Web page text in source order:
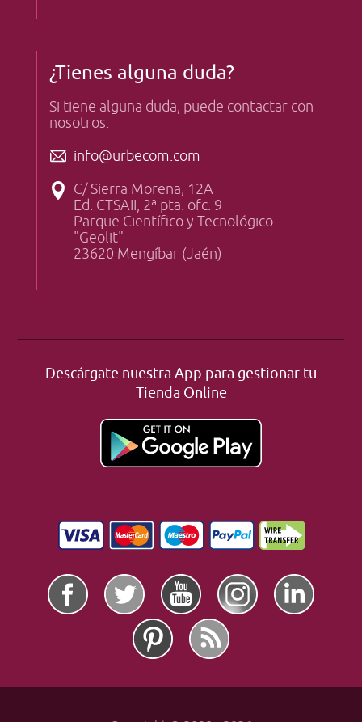
¿Tienes alguna duda?
Si tiene alguna duda, puede contactar con
nosotros:
info@urbecom.com
C/ Sierra Morena, 12A
Ed. CTSAII, 2ª pta. ofc. 9
Parque Científico y Tecnológico
"Geolit"
23620 Mengíbar (Jaén)
Descárgate nuestra App para gestionar tu
Tienda Online